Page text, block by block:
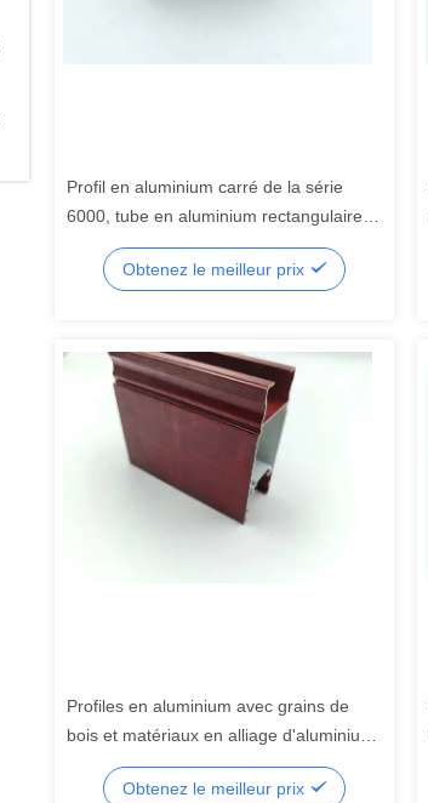
Profil en aluminium carré de la série
6000, tube en aluminium rectangulaire
étanche
Obtenez le meilleur prix
Profiles en aluminium avec grains de
bois et matériaux en alliage d'aluminium
de couleur pour portes et fenêtres
Obtenez le meilleur prix